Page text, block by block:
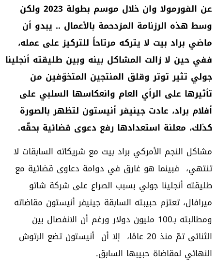
عن الفورمولا وان خلال موسم بطولة 2023 ولكن
وسط هذه الرزنامة المزدحمة بالأعمال .. يبدو أن
ماضي براد بيت لا يتركه مرتاحاً للتركيز على عمله،
ففي حين لا زالت المشاكل بينه وبين طليقته أنجلينا
جولي تثير توتر وقلق المنتجين المتخوّفين من
تأثيرها على الرأي العام وانعكاسها السلبي على
أفلام براد، عادت جينيفر أنيستون لتظهر بالصورة
كذلك، معلنة استعدادها رفع دعوى قضائية بحقّه.
مشاكل النجم الأمركي براد بيت مع شريكاته السابقات لا
تنتهي، فبينما هو غارق في دوامة دعاوى قضائية مع
طليقته أنجلينا جولي بسبب الصراع على شركة شاتو
ميرافال، تعتزم حبيبته السابقة جينيفر أنيستون مقاضاته
ومطالبته بـ100 مليون دولار ورغم أن الانفصال بين
الثنائى تمّ منذ 20 عامًا، إلا أن أنيستون تضع الرتوش
النهائي لمقاضاة حبيبها السابق.